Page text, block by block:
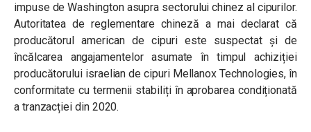
impuse de Washington asupra sectorului chinez al cipurilor.
Autoritatea de reglementare chineză a mai declarat că
producătorul american de cipuri este suspectat și de
încălcarea angajamentelor asumate în timpul achiziției
producătorului israelian de cipuri Mellanox Technologies, în
conformitate cu termenii stabiliți în aprobarea condiționată
a tranzacției din 2020.